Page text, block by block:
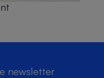
newsletter